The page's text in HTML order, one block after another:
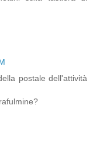
postale dell'attività